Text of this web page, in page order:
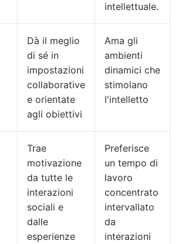
intellettuale.
Dà il meglio
di sé in
impostazioni
collaborative
e orientate
agli obiettivi
Ama gli
ambienti
dinamici che
stimolano
l'intelletto
Trae
motivazione
da tutte le
interazioni
sociali e
dalle
esperienze
Preferisce
un tempo di
lavoro
concentrato
intervallato
da
interazioni